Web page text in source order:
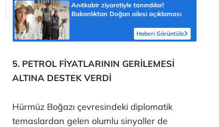
Anıtkabir ziyaretiyle tanındılar!
Bakanlıktan Doğan ailesi açıklaması
Haberi Görüntüle
5. PETROL FİYATLARININ GERİLEMESİ
ALTINA DESTEK VERDİ
Hürmüz Boğazı çevresindeki diplomatik
temaslardan gelen olumlu sinyaller de